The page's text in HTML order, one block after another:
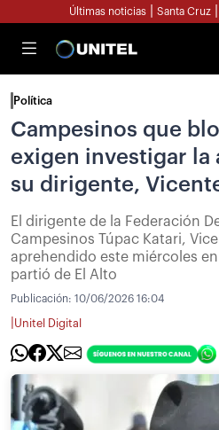
Últimas noticias Santa Cruz
Política
Campesinos que
exigen investigar la
su dirigente,
El dirigente de la Federación
Campesinos Túpac Katari,
aprehendido este miércoles
partió de El Alto
Publicación: 10/06/2026 16:04
Unitel Digital